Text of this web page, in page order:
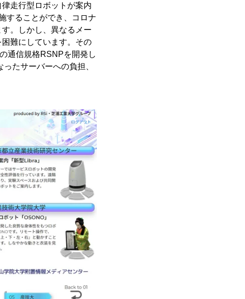
走行型ロボットが案内
することができ、コロナ
。しかし、異なるメー
難にしています。その
通信規格RSNPを開発し
たサーバーへの負担、